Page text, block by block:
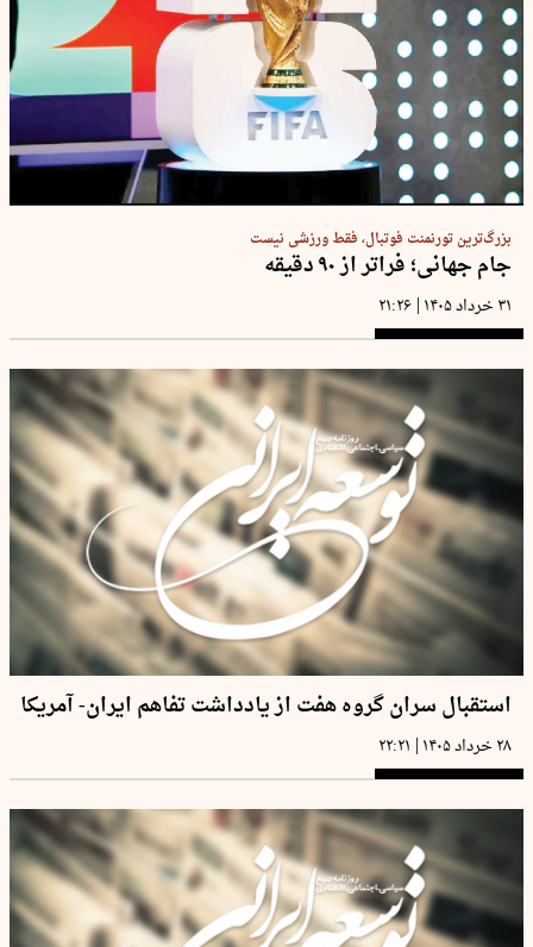
بزرگ‌ترین تورنمنت فوتبال، فقط ورزشی نیست
جام جهانی؛ فراتر از ۹۰ دقیقه
۳۱ خرداد ۱۴۰۵ | ۲۱:۲۶
استقبال سران گروه هفت از یادداشت تفاهم ایران- آمریکا
۲۸ خرداد ۱۴۰۵ | ۲۲:۲۱